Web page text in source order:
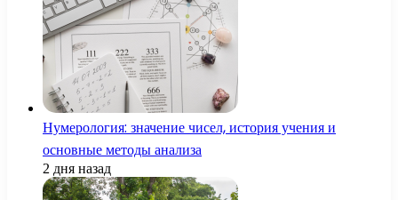
Нумерология: значение чисел, история учения и
основные методы анализа
2 дня назад